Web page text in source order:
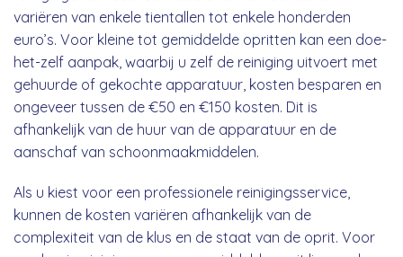
variëren van enkele tientallen tot enkele honderden
euro’s. Voor kleine tot gemiddelde opritten kan een doe-
het-zelf aanpak, waarbij u zelf de reiniging uitvoert met
gehuurde of gekochte apparatuur, kosten besparen en
ongeveer tussen de €50 en €150 kosten. Dit is
afhankelijk van de huur van de apparatuur en de
aanschaf van schoonmaakmiddelen.
Als u kiest voor een professionele reinigingsservice,
kunnen de kosten variëren afhankelijk van de
complexiteit van de klus en de staat van de oprit. Voor